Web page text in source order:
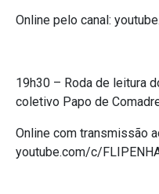
Online pelo canal:
19h30 – Roda de leitura
coletivo Papo de
Online com transmissão
youtube.com/c/